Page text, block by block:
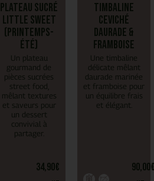
Plateau Sucré
Little Sweet
(Printemps-
Été)
Un plateau
gourmand de
pièces sucrées
street food,
mêlant textures
et saveurs pour
un dessert
convivial à
partager.
34,90€
Timbaline
Ceviché
daurade &
framboise
Une timbaline
délicate mêlant
daurade marinée
et framboise pour
un équilibre frais
et élégant.
90,00